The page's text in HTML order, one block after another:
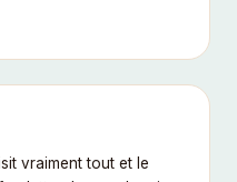
vraiment tout et le